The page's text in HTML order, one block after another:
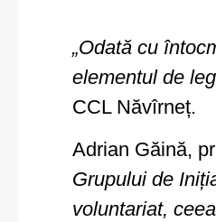
„Odată cu
elementul de
CCL Năvîrneț.
Adrian Găină,
Grupului de
voluntariat,